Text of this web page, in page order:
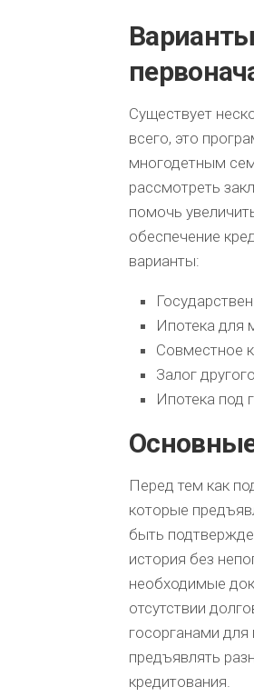
Существует
всего, это
многодетным
рассмотреть
помочь
обеспечение
варианты:
Ипотека для
Совместное
Залог
Ипотека под
Перед тем как
которые
быть
история без
необходимые
отсутствии
госорганами
предъявлять
кредитования.